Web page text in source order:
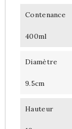
Contenance
400ml
Diamètre
9.5cm
Hauteur